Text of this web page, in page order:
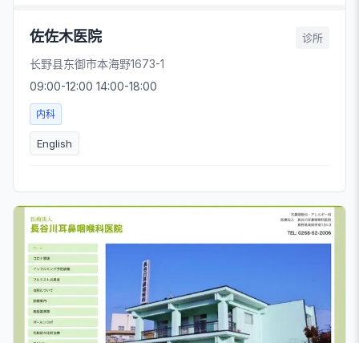
佐佐木医院 诊所
长野县东御市本海野1673-1
09:00-12:00 14:00-18:00
内科
English